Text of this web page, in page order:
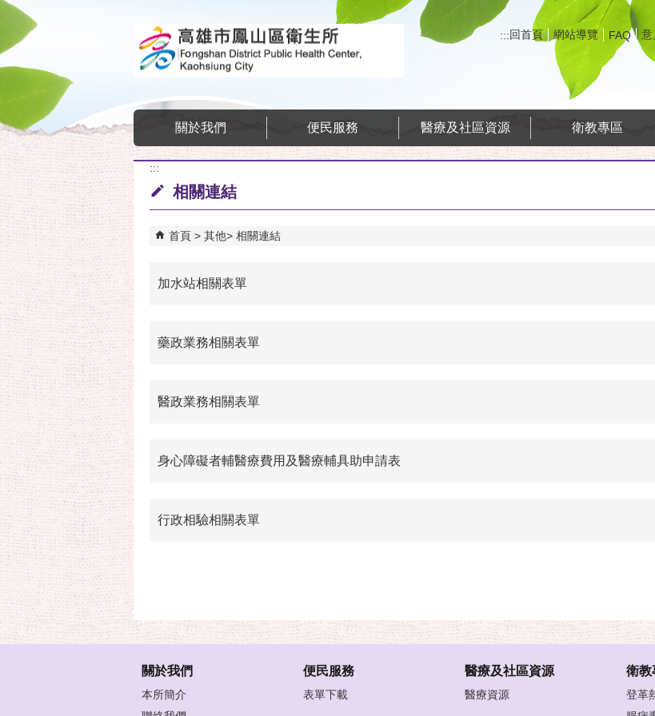
跳到主要內容區塊
:::回首頁 網站導覽 FAQ 意
關於我們 便民服務 醫療及社區資源 衛教專區
:::
相關連結
首頁 其他 相關連結
加水站相關表單
藥政業務相關表單
醫政業務相關表單
身心障礙者輔醫療費用及醫療輔具助申請表
行政相驗相關表單
關於我們
本所簡介
便民服務
表單下載
醫療及社區資源
醫療資源
衛教
登革